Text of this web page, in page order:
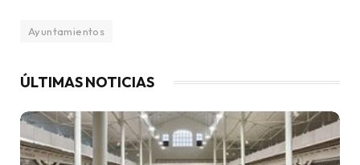
Ayuntamientos
ÚLTIMAS NOTICIAS